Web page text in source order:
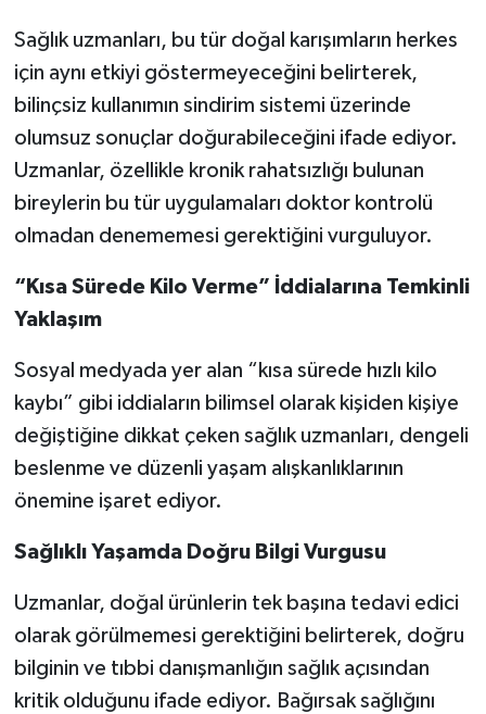
Sağlık uzmanları, bu tür doğal karışımların herkes
için aynı etkiyi göstermeyeceğini belirterek,
bilinçsiz kullanımın sindirim sistemi üzerinde
olumsuz sonuçlar doğurabileceğini ifade ediyor.
Uzmanlar, özellikle kronik rahatsızlığı bulunan
bireylerin bu tür uygulamaları doktor kontrolü
olmadan denememesi gerektiğini vurguluyor.
“Kısa Sürede Kilo Verme” İddialarına Temkinli
Yaklaşım
Sosyal medyada yer alan “kısa sürede hızlı kilo
kaybı” gibi iddiaların bilimsel olarak kişiden kişiye
değiştiğine dikkat çeken sağlık uzmanları, dengeli
beslenme ve düzenli yaşam alışkanlıklarının
önemine işaret ediyor.
Sağlıklı Yaşamda Doğru Bilgi Vurgusu
Uzmanlar, doğal ürünlerin tek başına tedavi edici
olarak görülmemesi gerektiğini belirterek, doğru
bilginin ve tıbbi danışmanlığın sağlık açısından
kritik olduğunu ifade ediyor. Bağırsak sağlığını